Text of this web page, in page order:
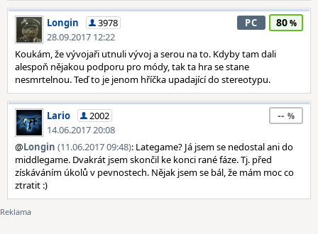
Longin
3978
28.09.2017 12:22
PC 80
Koukám, že vývojaři utnuli vývoj a serou na to. Kdyby tam dali
alespoň nějakou podporu pro módy, tak ta hra se stane
nesmrtelnou. Teď to je jenom hříčka upadající do stereotypu.
Lario
2002
14.06.2017 20:08
--
@Longin (11.06.2017 09:48): Lategame? Já jsem se nedostal ani do
middlegame. Dvakrát jsem skončil ke konci rané fáze. Tj. před
získáváním úkolů v pevnostech. Nějak jsem se bál, že mám moc co
ztratit :)